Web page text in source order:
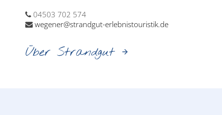
04503 702 574
wegener@strandgut-erlebnistouristik.de
Über Strandgut